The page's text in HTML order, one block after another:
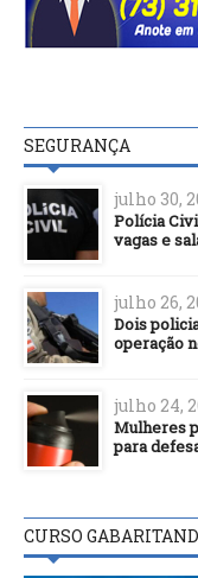
SEGURANÇA
julho 30,
Polícia
vagas e
julho 26,
Dois
operação
julho 24,
Mulheres
para
CURSO